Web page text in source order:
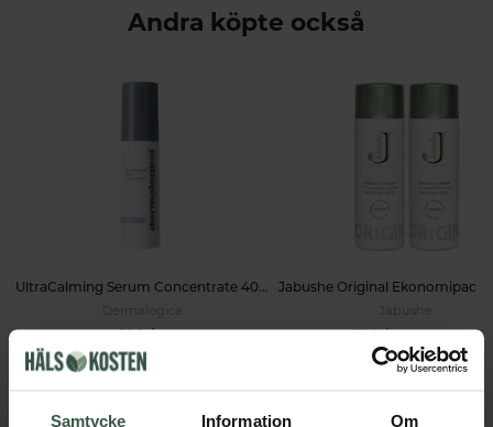
Samtycke Information Om
Andra köpte också
UltraCalming Serum Concentrate 40ml
599 kr
LÄGG I VARUKORGEN
798 kr 1 158 kr